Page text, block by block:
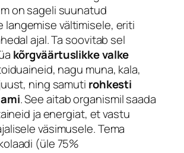
on sageli suunatud
langemise vältimisele, eriti
ajal. Ta soovitab sel
kõrgväärtuslikke valke
nagu muna, kala,
ning samuti rohkesti
. See aitab organismil saada
ja energiat, et vastu
väsimusele. Tema
(üle 75%